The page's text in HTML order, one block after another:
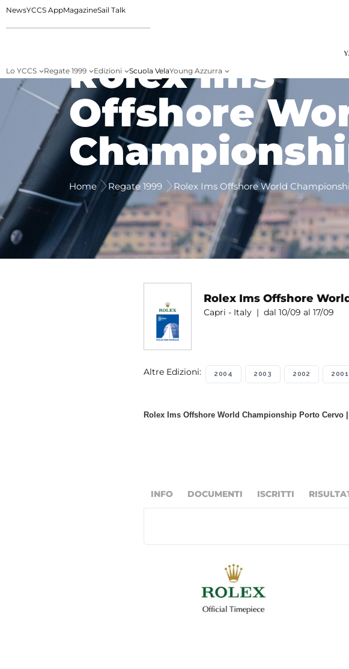
NewsYCCS AppMagazineSail Talk
Lo YCCS Regate 1999 Edizioni Scuola VelaYoung Azzurra
Rolex Ims
Offshore
Home Regate 1999 Rolex Ims Offshore World
Rolex Ims Offshore
Capri - Italy | dal 10/09 al 17/09
Altre Edizioni: 2004 2003 2002 2001
Rolex Ims Offshore World Championship Porto Cervo
INFO DOCUMENTI ISCRITTI